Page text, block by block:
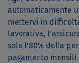
automaticamente
mettervi in
lavorativa,
solo l'80% della
pagamento mensili